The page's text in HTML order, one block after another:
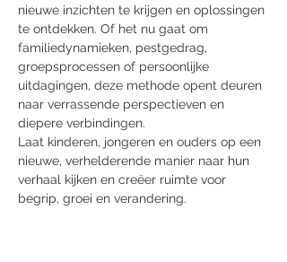
nieuwe inzichten te krijgen en oplossingen
te ontdekken. Of het nu gaat om
familiedynamieken, pestgedrag,
groepsprocessen of persoonlijke
uitdagingen, deze methode opent deuren
naar verrassende perspectieven en
diepere verbindingen.
Laat kinderen, jongeren en ouders op een
nieuwe, verhelderende manier naar hun
verhaal kijken en creëer ruimte voor
begrip, groei en verandering.